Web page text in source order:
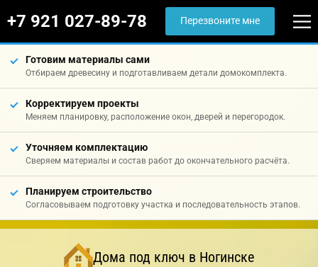
+7 921 027-89-78 Перезвоните мне
Готовим материалы сами
Отбираем древесину и подготавливаем детали домокомплекта.
Корректируем проекты
Меняем планировку, расположение окон, дверей и перегородок.
Уточняем комплектацию
Сверяем материалы и состав работ до окончательного расчёта.
Планируем строительство
Согласовываем подготовку участка и последовательность этапов.
Дома под ключ в Ногинске